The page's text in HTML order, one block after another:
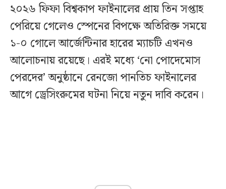
২০২৬ ফিফা বিশ্বকাপ ফাইনালের প্রায় তিন সপ্তাহ
পেরিয়ে গেলেও স্পেনের বিপক্ষে অতিরিক্ত সময়ে
১-০ গোলে আর্জেন্টিনার হারের ম্যাচটি এখনও
আলোচনায় রয়েছে। এরই মধ্যে ‘নো পোদেমোস
পেরদের’ অনুষ্ঠানে রেনজো পানতিচ ফাইনালের
আগে ড্রেসিংরুমের ঘটনা নিয়ে নতুন দাবি করেন।